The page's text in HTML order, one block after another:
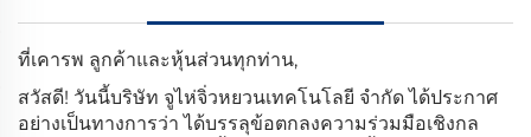
ที่เคารพ ลูกค้าและหุ้นส่วนทุกท่าน,
สวัสดี! วันนี้บริษัท จูไห่จิ่วหยวนเทคโนโลยี จำกัด ได้ประกาศ
อย่างเป็นทางการว่า ได้บรรลุข้อตกลงความร่วมมือเชิงกล